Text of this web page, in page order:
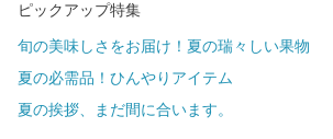
ピックアップ特集
旬の美味しさをお届け！夏の瑞々しい果物
夏の必需品！ひんやりアイテム
夏の挨拶、まだ間に合います。